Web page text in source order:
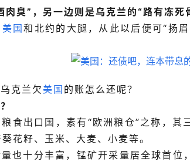
肉臭”，另一边则是乌克兰的“路有冻死
美国和北约的大腿，从此以后便可“扬
克兰欠美国 的账怎么还呢？
食出口国，素有“欧洲粮仓”之称，其
花籽、玉米、大麦、小麦等。
也十分丰富，锰矿开采量居全球首位